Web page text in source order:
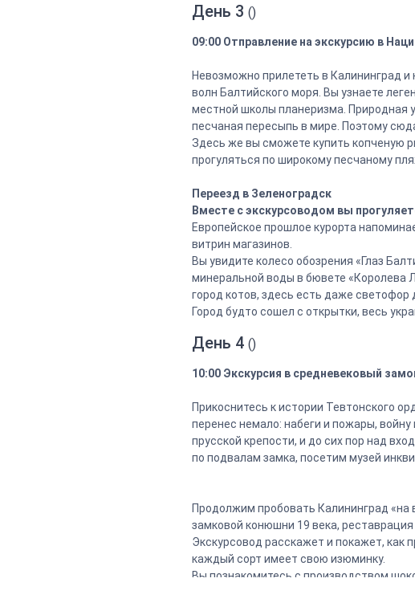
День 3 ()
09:00 Отправление на экскурсию в
Невозможно прилететь в Калининград и
волн Балтийского моря. Вы узнаете
местной школы планеризма. Природная
песчаная пересыпь в мире. Поэтому
Здесь же вы сможете купить копченую
прогуляться по широкому песчаному
Переезд в Зеленоградск
Вместе с экскурсоводом вы
Европейское прошлое курорта
витрин магазинов.
Вы увидите колесо обозрения «Глаз
минеральной воды в бювете «Королева
город котов, здесь есть даже светофор
Город будто сошел с открытки, весь
День 4 ()
10:00 Экскурсия в средневековый
Прикоснитесь к истории Тевтонского
перенес немало: набеги и пожары,
прусской крепости, и до сих пор над
по подвалам замка, посетим музей
Продолжим пробовать Калининград
замковой конюшни 19 века,
Экскурсовод расскажет и покажет, как
каждый сорт имеет свою изюминку.
Вы познакомитесь с производством